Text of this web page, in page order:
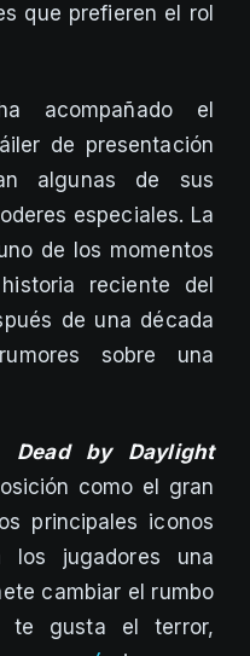
que prefieren el rol
acompañado el
de presentación
algunas de sus
especiales. La
de los momentos
reciente del
de una década
sobre una
Dead by Daylight
como el gran
principales iconos
los jugadores una
cambiar el rumbo
te gusta el terror,